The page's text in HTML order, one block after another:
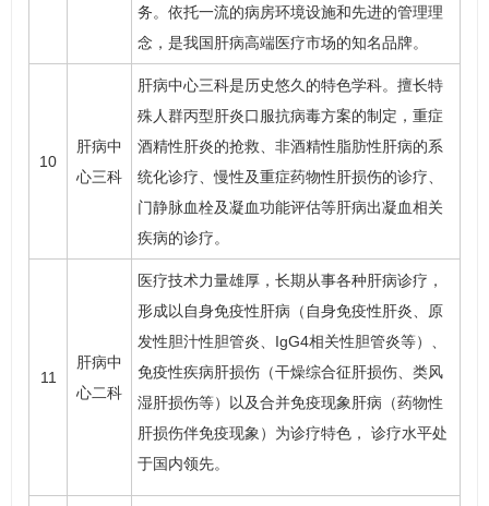
务。依托一流的病房环境设施和先进的管理理
念，是我国肝病高端医疗市场的知名品牌。
10
肝病中
心三科
肝病中心三科是历史悠久的特色学科。擅长特
殊人群丙型肝炎口服抗病毒方案的制定，重症
酒精性肝炎的抢救、非酒精性脂肪性肝病的系
统化诊疗、慢性及重症药物性肝损伤的诊疗、
门静脉血栓及凝血功能评估等肝病出凝血相关
疾病的诊疗。
11
肝病中
心二科
医疗技术力量雄厚，长期从事各种肝病诊疗，
形成以自身免疫性肝病（ 自身免疫性肝炎 、原
发性胆汁性胆管炎、IgG4相关性胆管炎等）、
免疫性疾病肝损伤（干燥综合征肝损伤、类风
湿肝损伤等）以及合并免疫现象肝病（药物性
肝损伤伴免疫现象）为诊疗特色， 诊疗水平处
于国内领先。